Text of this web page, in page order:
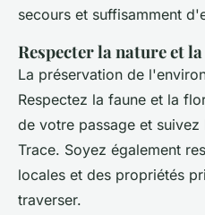
secours et suffisamment
Respecter la nature et
La préservation de
Respectez la faune et la
de votre passage et
Trace. Soyez également
locales et des propriétés
traverser.